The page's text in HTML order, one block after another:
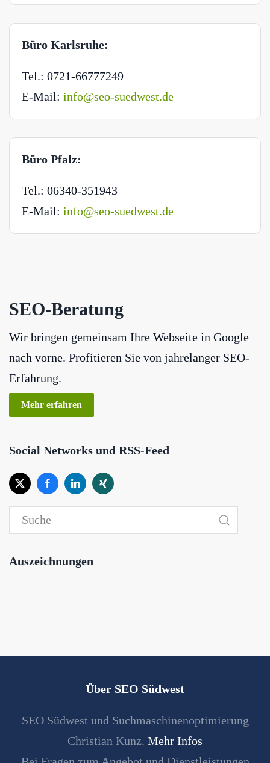
Büro Karlsruhe:
Tel.: 0721-66777249
E-Mail: info@seo-suedwest.de
Büro Pfalz:
Tel.: 06340-351943
E-Mail: info@seo-suedwest.de
SEO-Beratung
Wir bringen gemeinsam Ihre Webseite in Google
nach vorne. Profitieren Sie von jahrelanger SEO-
Erfahrung.
Mehr erfahren
Social Networks und RSS-Feed
Auszeichnungen
Über SEO Südwest
SEO Südwest und Suchmaschinenoptimierung
Christian Kunz. Mehr Infos